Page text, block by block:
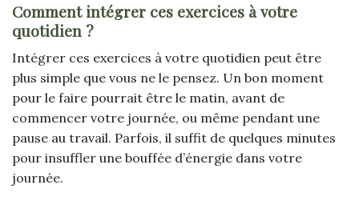
Comment intégrer ces exercices à votre
quotidien ?
Intégrer ces exercices à votre quotidien peut être
plus simple que vous ne le pensez. Un bon moment
pour le faire pourrait être le matin, avant de
commencer votre journée, ou même pendant une
pause au travail. Parfois, il suffit de quelques minutes
pour insuffler une bouffée d’énergie dans votre
journée.